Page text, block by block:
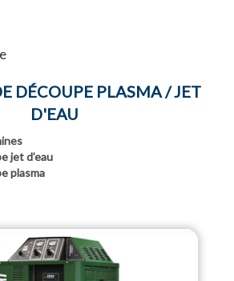
DÉCOUPE PLASMA / JET
D'EAU
jet d’eau
plasma